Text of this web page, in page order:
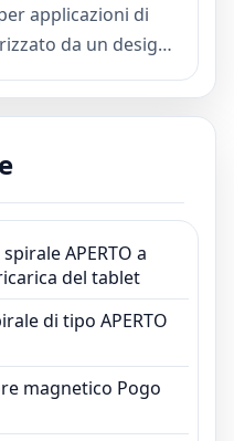
applicazioni di
da un design
per resistenza e
Pin a 3 pin
a lungo
APERTO a
del tablet
di tipo APERTO
magnetico Pogo